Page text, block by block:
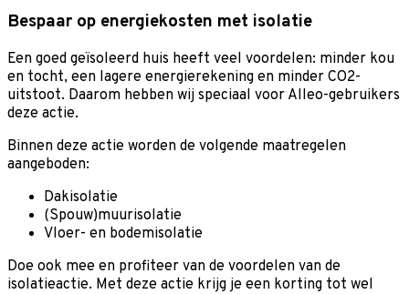
Bespaar op energiekosten met isolatie
Een goed geïsoleerd huis heeft veel voordelen: minder kou
en tocht, een lagere energierekening en minder CO2-
uitstoot. Daarom hebben wij speciaal voor Alleo-gebruikers
deze actie.
Binnen deze actie worden de volgende maatregelen
aangeboden:
Dakisolatie
(Spouw)muurisolatie
Vloer- en bodemisolatie
Doe ook mee en profiteer van de voordelen van de
isolatieactie. Met deze actie krijg je een korting tot wel